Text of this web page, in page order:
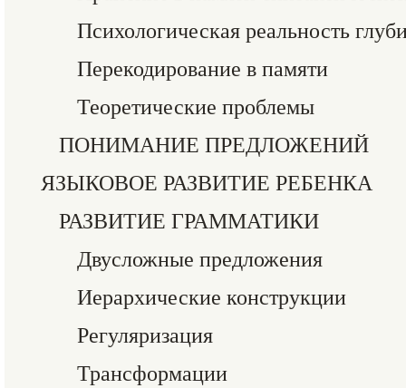
Психологическая реальность
Перекодирование в памяти
Теоретические проблемы
ПОНИМАНИЕ ПРЕДЛОЖЕНИЙ
ЯЗЫКОВОЕ РАЗВИТИЕ РЕБЕНКА
РАЗВИТИЕ ГРАММАТИКИ
Двусложные предложения
Иерархические конструкции
Регуляризация
Трансформации